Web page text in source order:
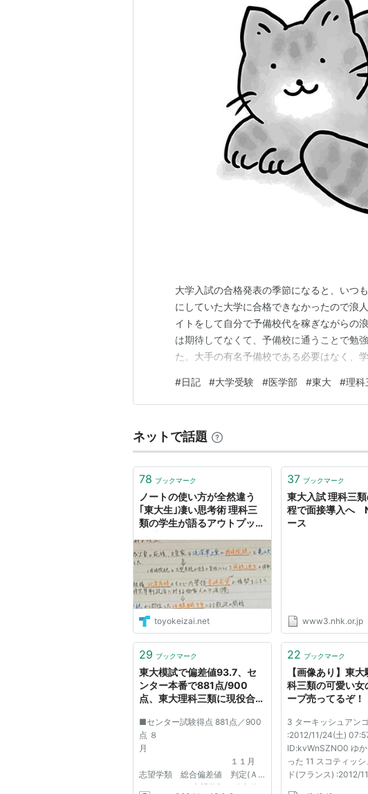
大学入試の合格発表の季節になると、いつ
にしていた大学に合格できなかったので浪
イトをして自分で予備校代を稼ぎながらの
は期待してなくて、予備校に通うことで勉
た。大手の有名予備校である必要はなく、
ました。同じクラスの人たちからは「変な
僕以上に浮いた存在の人がいたのです。 そ
#日記 #大学受験 #医学部 #東大 #理科
ネットで話題
78 ブックマーク
ノートの使い方が全然違う
｢東大生｣凄い思考術 理科三
類の学生が語るアウトプット
toyokeizai.net
37 ブックマーク
東大入試 理科三
程で面接導入へ
ース
www3.nhk.or.jp
29 ブックマーク
東大模試で偏差値93.7、セ
ンター本番で881点/900
点、東大理科三類に現役合格
（画像あり）
■センター試験得点 881点／900
点 ８
月
１１月
志望学類 総合偏差値 判定(Ａ
ＢＣＤＥ) 志望学類 総合偏
22 ブックマーク
【画像あり】東
科三類の可愛い女
ープ売ってるぞ！
3 ターキッシュアン
:2012/11/24(土)
ID:kvWnSZNO0 ゆ
った 11 スコティッ
ド(フランス) :2012/
08:04:08.95